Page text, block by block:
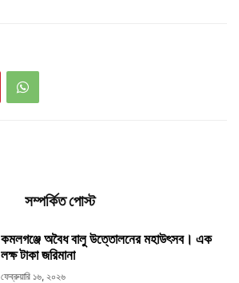
সম্পর্কিত পোস্ট
কমলগঞ্জে অবৈধ বালু উত্তোলনের মহাউৎসব। এক
লক্ষ টাকা জরিমানা
ফেব্রুয়ারি ১৬, ২০২৬